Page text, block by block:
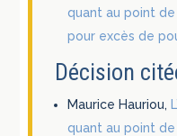
quant au point
pour excès de
Décision
Maurice Hauriou,
quant au point